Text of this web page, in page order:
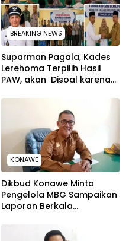
BREAKING NEWS
Suparman Pagala, Kades
Lerehoma Terpilih Hasil
PAW, akan Disoal karena
Security di PT TPM
KONAWE
Dikbud Konawe Minta
Pengelola MBG Sampaikan
Laporan Berkala
Makan Bergizi Gratis